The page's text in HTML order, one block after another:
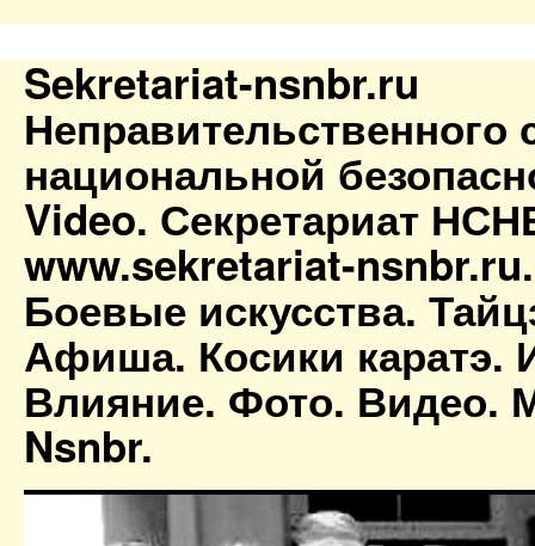
Sekretariat-nsnbr.ru
Неправительственного
национальной
Video. Секретариат
www.sekretariat-
Боевые искусства.
Афиша. Косики каратэ.
Влияние. Фото. Видео.
Nsnbr.